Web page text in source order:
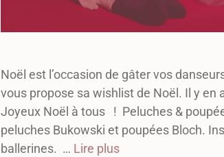
Noël est l’occasion de gâter vos
vous propose sa wishlist de Noël. Il y en
Joyeux Noël à tous ! Peluches &
peluches Bukowski et poupées Bloch.
ballerines. … Lire plus